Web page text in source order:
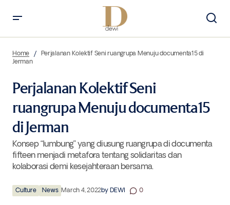
Home
Perjalanan Kolektif Seni ruangrupa Menuju documenta15 di
Jerman
Perjalanan Kolektif Seni
ruangrupa Menuju documenta15
di Jerman
Konsep “lumbung” yang diusung ruangrupa di documenta
fifteen menjadi metafora tentang solidaritas dan
kolaborasi demi kesejahteraan bersama.
Culture News March 4, 2022by DEWI 0